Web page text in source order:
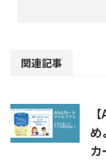
関連記事
め